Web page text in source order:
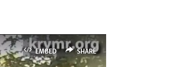
EMBED SHARE